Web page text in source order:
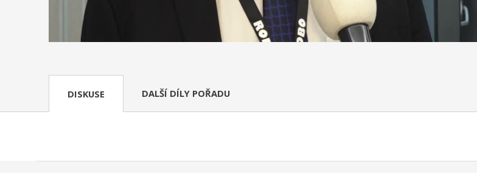
DISKUSE DALŠÍ DÍLY POŘADU